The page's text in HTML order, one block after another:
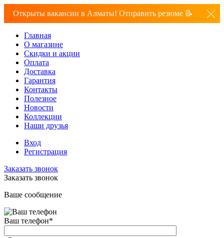
Открыты вакансии в Алматы! Отправить резюме 📝
Главная
О магазине
Скидки и акции
Оплата
Доставка
Гарантия
Контакты
Полезное
Новости
Коллекции
Наши друзья
Вход
Регистрация
Заказать звонок
Заказать звонок
Ваше сообщение
Ваш телефон*